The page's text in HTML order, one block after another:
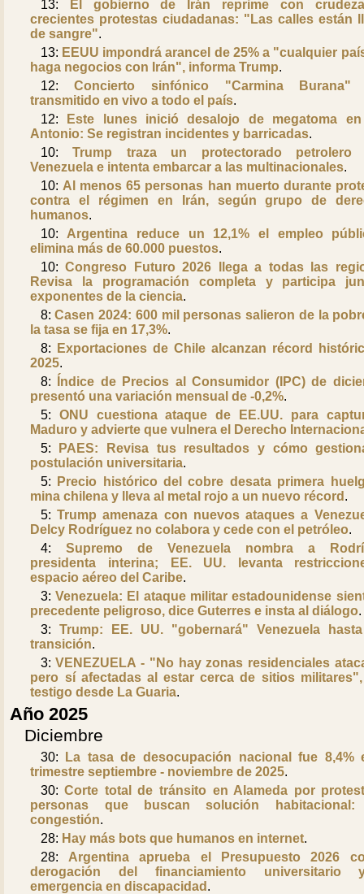
13:
El gobierno de Irán reprime con
crecientes protestas ciudadanas: "Las calles están
de sangre".
13: EEUU impondrá arancel de 25% a "cualquier
haga negocios con Irán", informa Trump.
12:Concierto sinfónico "Carmina Burana"
transmitido en vivo a todo el país.
12:
Este lunes inició desalojo de megatoma
Antonio: Se registran incidentes y barricadas.
10:Trump traza un protectorado petrolero
Venezuela e intenta embarcar a las multinacionales.
10: Al menos 65 personas han muerto durante
contra el régimen en Irán, según grupo de
humanos.
10: Argentina reduce un 12,1% el empleo
elimina más de 60.000 puestos.
10:Congreso Futuro 2026 llega a todas las
Revisa la programación completa y participa
exponentes de la ciencia.
8:Casen 2024: 600 mil personas salieron de la
la tasa se fija en 17,3%.
8:
Exportaciones de Chile alcanzan récord
2025.
8:
Índice de Precios al Consumidor (IPC) de
presentó una variación mensual de -0,2%.
5: ONU cuestiona ataque de EE.UU. para
Maduro y advierte que vulnera el Derecho
5:
PAES: Revisa tus resultados y cómo
postulación universitaria.
5:
Precio histórico del cobre desata primera
mina chilena y lleva al metal rojo a un nuevo récord .
5: Trump amenaza con nuevos ataques a
Delcy Rodríguez no colabora y cede con el petróleo.
4: Supremo de Venezuela nombra a
presidenta interina; EE. UU. levanta
espacio aéreo del Caribe.
3:Venezuela: El ataque militar estadounidense
precedente peligroso, dice Guterres e insta al diálogo.
3: Trump: EE. UU. "gobernará" Venezuela
transición.
3:VENEZUELA - "No hay zonas residenciales
pero sí afectadas al estar cerca de sitios
testigo desde La Guaria.
Año 2025
Diciembre
30:
La tasa de desocupación nacional fue 8,4%
trimestre septiembre - noviembre de 2025.
30:Corte total de tránsito en Alameda por
personas que buscan solución habitacional:
congestión.
28: Hay más bots que humanos en internet.
28: Argentina aprueba el Presupuesto 2026
derogación del financiamiento
emergencia en discapacidad .